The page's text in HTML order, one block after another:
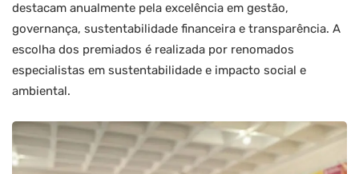
destacam anualmente pela excelência em gestão,
governança, sustentabilidade financeira e transparência. A
escolha dos premiados é realizada por renomados
especialistas em sustentabilidade e impacto social e
ambiental.